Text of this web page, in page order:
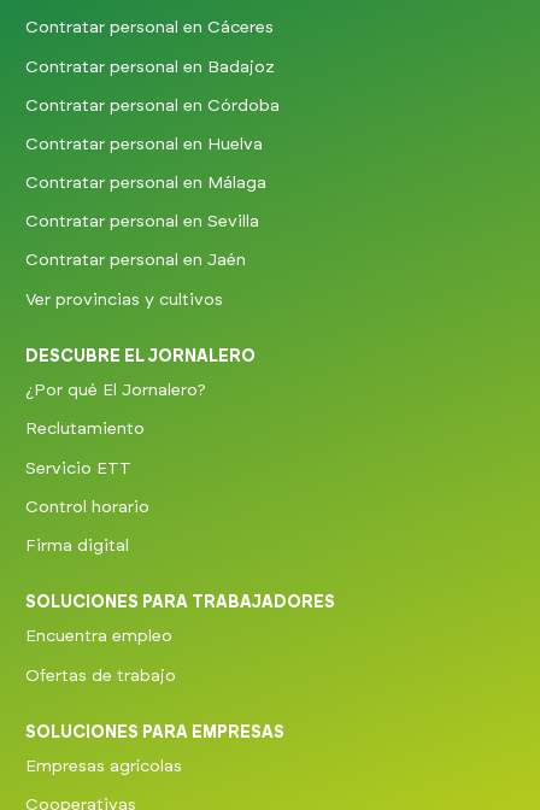
Contratar personal en Cáceres
Contratar personal en Badajoz
Contratar personal en Córdoba
Contratar personal en Huelva
Contratar personal en Málaga
Contratar personal en Sevilla
Contratar personal en Jaén
Ver provincias y cultivos
DESCUBRE EL JORNALERO
¿Por qué El Jornalero?
Reclutamiento
Servicio ETT
Control horario
Firma digital
SOLUCIONES PARA TRABAJADORES
Encuentra empleo
Ofertas de trabajo
SOLUCIONES PARA EMPRESAS
Empresas agrícolas
Cooperativas